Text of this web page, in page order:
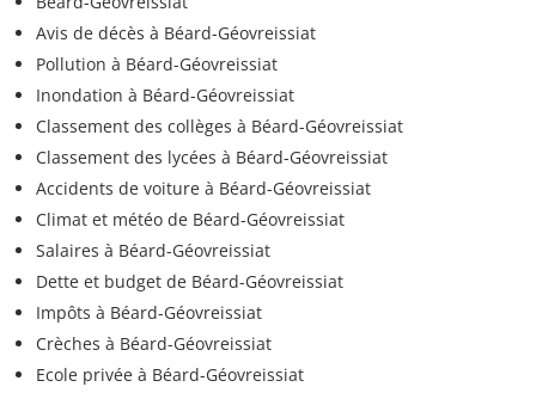
Avis de décès à Béard-Géovreissiat
Pollution à Béard-Géovreissiat
Inondation à Béard-Géovreissiat
Classement des collèges à Béard-Géovreissiat
Classement des lycées à Béard-Géovreissiat
Accidents de voiture à Béard-Géovreissiat
Climat et météo de Béard-Géovreissiat
Salaires à Béard-Géovreissiat
Dette et budget de Béard-Géovreissiat
Impôts à Béard-Géovreissiat
Crèches à Béard-Géovreissiat
Ecole privée à Béard-Géovreissiat